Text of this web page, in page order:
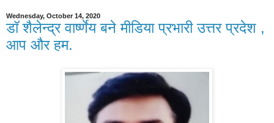
Wednesday, October 14, 2020
डॉ शैलेन्द्र वार्ष्णेय बने मीडिया प्रभारी उत्तर प्रदेश ,
आप और हम.